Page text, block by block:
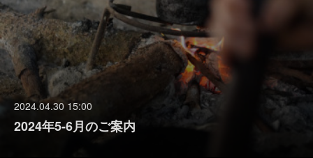
2024.04.30 15:00
2024年5-6月のご案内